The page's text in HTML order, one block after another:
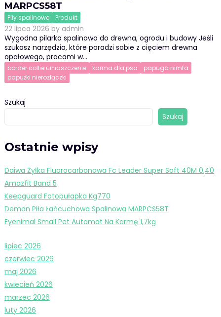
MARPCS58T
Piły spalinowe Produkt
22 lipca 2026 by admin
Wygodna pilarka spalinowa do drewna, ogrodu i budowy Jeśli
szukasz narzędzia, które poradzi sobie z cięciem drewna
opałowego, pracami w…
border collie umaszczenie karma dla psa
papuga nimfa
papużki nierozłączki
Szukaj
Szukaj
Ostatnie wpisy
Daiwa Żyłka Fluorocarbonowa Fc Leader Super Soft 40M 0,40
Amazfit Band 5
Keepguard Fotopułapka Kg770
Demon Piła Łańcuchowa Spalinowa MARPCS58T
Eyenimal Small Pet Automat Na Karmę 1,7kg
lipiec 2026
czerwiec 2026
maj 2026
kwiecień 2026
marzec 2026
luty 2026